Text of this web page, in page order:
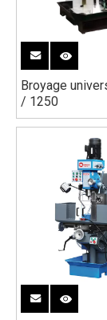
Broyage
/ 1250